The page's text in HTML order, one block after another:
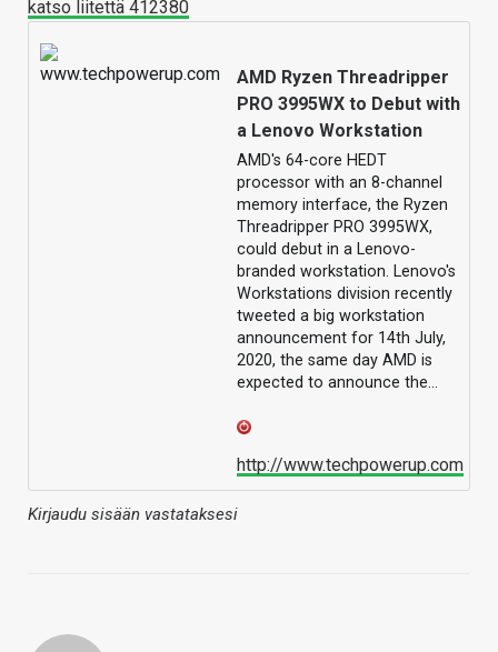
katso liitettä 412380
AMD Ryzen Threadripper
PRO 3995WX to Debut with
a Lenovo Workstation
AMD's 64-core HEDT
processor with an 8-channel
memory interface, the Ryzen
Threadripper PRO 3995WX,
could debut in a Lenovo-
branded workstation. Lenovo's
Workstations division recently
tweeted a big workstation
announcement for 14th July,
2020, the same day AMD is
expected to announce the…
http://www.techpowerup.com
Kirjaudu sisään vastataksesi